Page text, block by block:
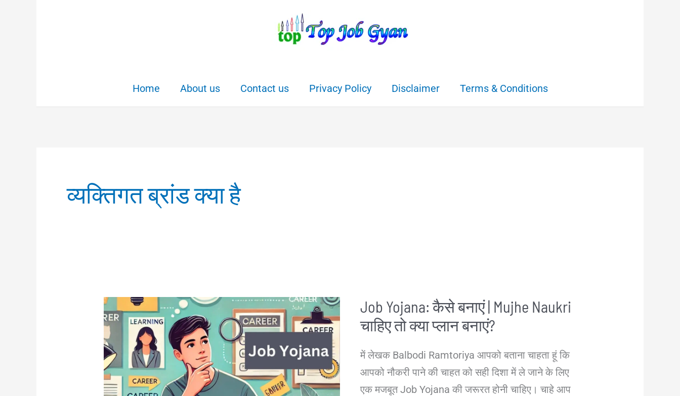
Home About us Contact us Privacy Policy Disclaimer Terms & Conditions
व्यक्तिगत ब्रांड क्या है
Job Yojana: कैसे बनाएं | Mujhe Naukri
चाहिए तो क्या प्लान बनाएं?
में लेखक Balbodi Ramtoriya आपको बताना चाहता हूं कि
आपको नौकरी पाने की चाहत को सही दिशा में ले जाने के लिए
एक मजबूत Job Yojana की जरूरत होनी चाहिए। चाहे आप